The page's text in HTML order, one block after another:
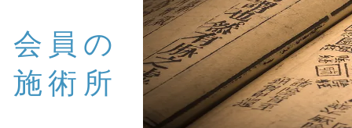
会員の
施術所